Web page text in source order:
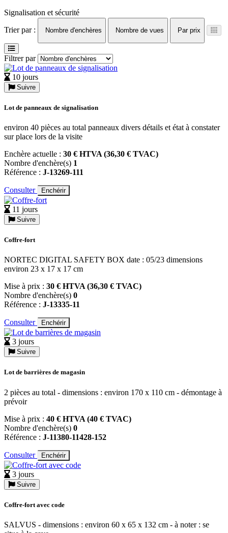
Signalisation et sécurité
Trier par :
Nombre d'enchères Nombre de vues Par prix
Filtrer par
10 jours
Suivre
Lot de panneaux de signalisation
environ 40 pièces au total panneaux divers détails et état à constater
sur place lors de la visite
Enchère actuelle : 30 € HTVA (36,30 € TVAC)
Nombre d'enchère(s) 1
Référence : J-13269-111
Consulter Enchérir
11 jours
Suivre
Coffre-fort
NORTEC DIGITAL SAFETY BOX date : 05/23 dimensions
environ 23 x 17 x 17 cm
Mise à prix : 30 € HTVA (36,30 € TVAC)
Nombre d'enchère(s) 0
Référence : J-13335-11
Consulter Enchérir
3 jours
Suivre
Lot de barrières de magasin
2 pièces au total - dimensions : environ 170 x 110 cm - démontage à
prévoir
Mise à prix : 40 € HTVA (40 € TVAC)
Nombre d'enchère(s) 0
Référence : J-11380-11428-152
Consulter Enchérir
3 jours
Suivre
Coffre-fort avec code
SALVUS - dimensions : environ 60 x 65 x 132 cm - à noter : se